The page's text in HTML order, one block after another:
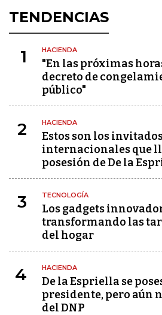
TENDENCIAS
1 HACIENDA
"En las próximas
decreto de
público"
2 HACIENDA
Estos son los
internacionales que
posesión de De la
3 TECNOLOGÍA
Los gadgets
transformando las
del hogar
4 HACIENDA
De la Espriella se
presidente, pero aún
del DNP